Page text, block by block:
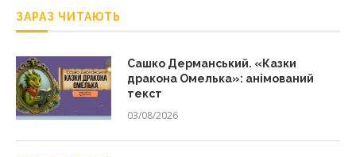
ЗАРАЗ ЧИТАЮТЬ
Сашко Дерманський. «Казки
дракона Омелька»: анімований
текст
03/08/2026